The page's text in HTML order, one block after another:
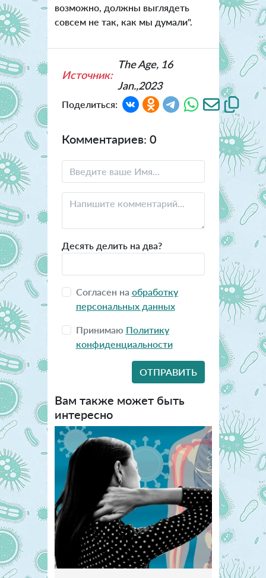
возможно, должны выглядеть
совсем не так, как мы думали".
Источник:
The Age, 16
Jan.,2023
Поделиться:
Комментариев: 0
Десять делить на два?
Согласен на обработку
персональных данных
Принимаю Политику
конфиденциальности
Вам также может быть
интересно